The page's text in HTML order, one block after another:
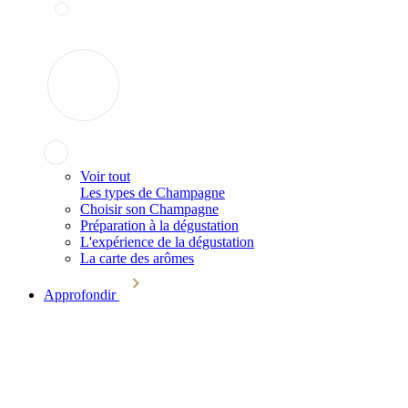
Voir tout
Les types de Champagne
Choisir son Champagne
Préparation à la dégustation
L'expérience de la dégustation
La carte des arômes
Approfondir